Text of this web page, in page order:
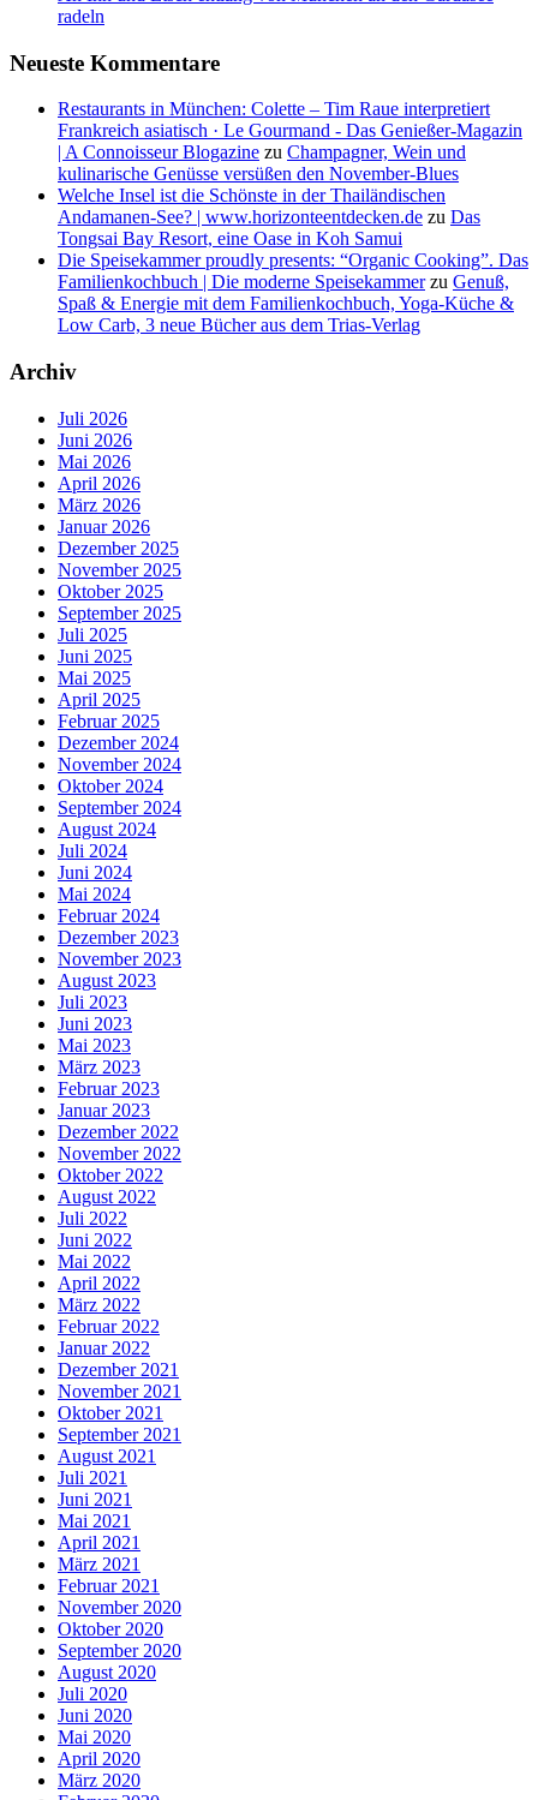
radeln
Neueste Kommentare
Restaurants in München: Colette – Tim Raue interpretiert
Frankreich asiatisch · Le Gourmand - Das Genießer-Magazin
| A Connoisseur Blogazine zu Champagner, Wein und
kulinarische Genüsse versüßen den November-Blues
Welche Insel ist die Schönste in der Thailändischen
Andamanen-See? | www.horizonteentdecken.de zu Das
Tongsai Bay Resort, eine Oase in Koh Samui
Die Speisekammer proudly presents: “Organic Cooking”. Das
Familienkochbuch | Die moderne Speisekammerzu Genuß,
Spaß & Energie mit dem Familienkochbuch, Yoga-Küche &
Low Carb, 3 neue Bücher aus dem Trias-Verlag
Archiv
Juli 2026
Juni 2026
Mai 2026
April 2026
März 2026
Januar 2026
Dezember 2025
November 2025
Oktober 2025
September 2025
Juli 2025
Juni 2025
Mai 2025
April 2025
Februar 2025
Dezember 2024
November 2024
Oktober 2024
September 2024
August 2024
Juli 2024
Juni 2024
Mai 2024
Februar 2024
Dezember 2023
November 2023
August 2023
Juli 2023
Juni 2023
Mai 2023
März 2023
Februar 2023
Januar 2023
Dezember 2022
November 2022
Oktober 2022
August 2022
Juli 2022
Juni 2022
Mai 2022
April 2022
März 2022
Februar 2022
Januar 2022
Dezember 2021
November 2021
Oktober 2021
September 2021
August 2021
Juli 2021
Juni 2021
Mai 2021
April 2021
März 2021
Februar 2021
November 2020
Oktober 2020
September 2020
August 2020
Juli 2020
Juni 2020
Mai 2020
April 2020
März 2020